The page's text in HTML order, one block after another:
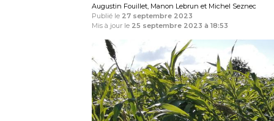
Augustin Fouillet, Manon Lebrun et Michel Seznec
Publié le 27 septembre 2023
Mis à jour le 25 septembre 2023 à 18:53